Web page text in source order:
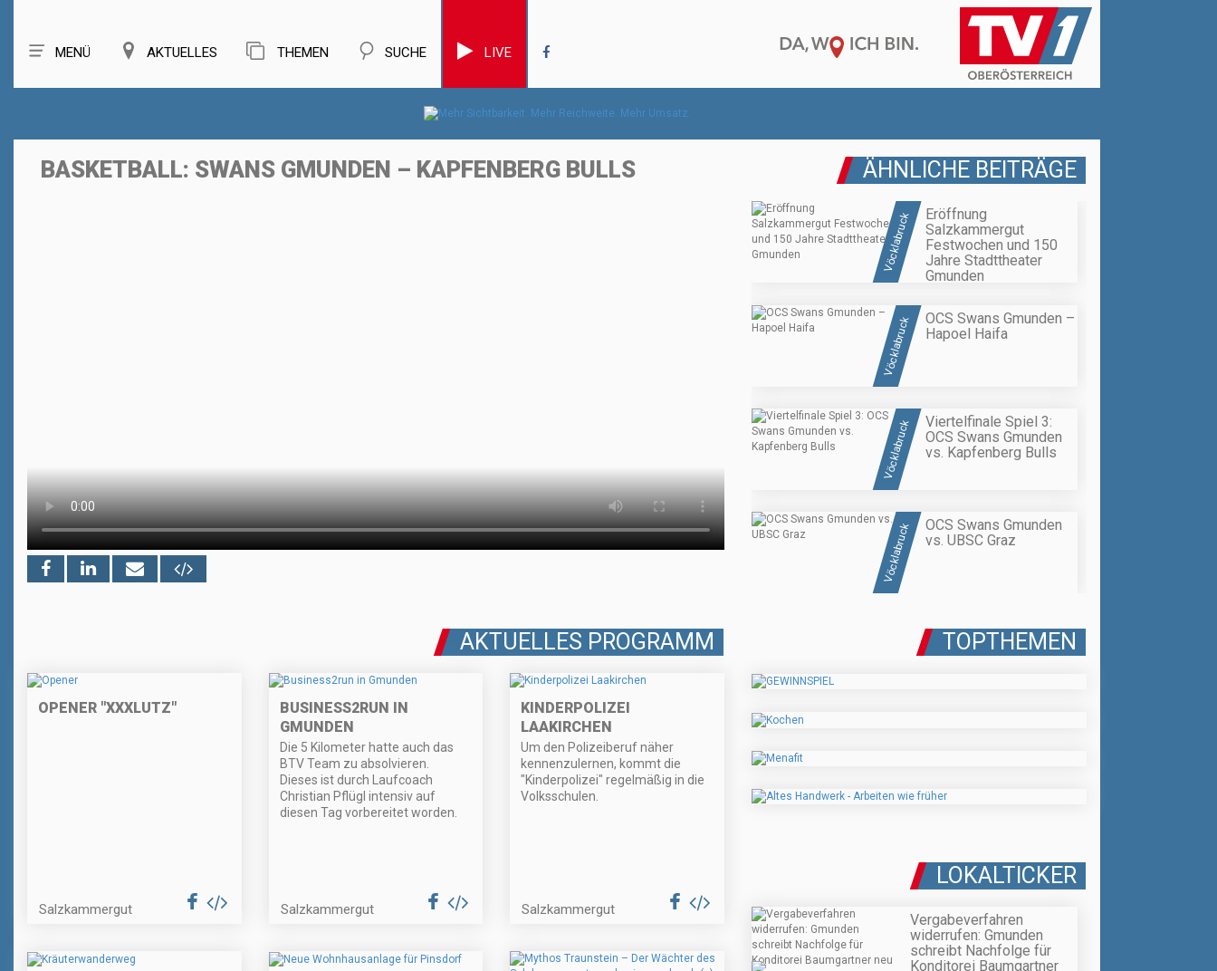
MENÜ AKTUELLES THEMEN SUCHE LIVE
BASKETBALL: SWANS GMUNDEN – KAPFENBERG BULLS ÄHNLICHE BEITRÄGE
Vöcklabruck
Eröffnung
Salzkammergut
Festwochen und 150
Jahre Stadttheater
Gmunden
Vöcklabruck
OCS Swans Gmunden –
Hapoel Haifa
Vöcklabruck
Viertelfinale Spiel 3:
OCS Swans Gmunden
vs. Kapfenberg Bulls
Vöcklabruck
OCS Swans Gmunden
vs. UBSC Graz
AKTUELLES PROGRAMM
OPENER "XXXLUTZ"
Salzkammergut
BUSINESS2RUN IN
GMUNDEN
Die 5 Kilometer hatte auch das
BTV Team zu absolvieren.
Dieses ist durch Laufcoach
Christian Pflügl intensiv auf
diesen Tag vorbereitet worden.
Salzkammergut
KINDERPOLIZEI
LAAKIRCHEN
Um den Polizeiberuf näher
kennenzulernen, kommt die
"Kinderpolizei" regelmäßig in die
Volksschulen.
Salzkammergut
TOPTHEMEN
LOKALTICKER
Vergabeverfahren
widerrufen: Gmunden
schreibt Nachfolge für
Konditorei Baumgartner